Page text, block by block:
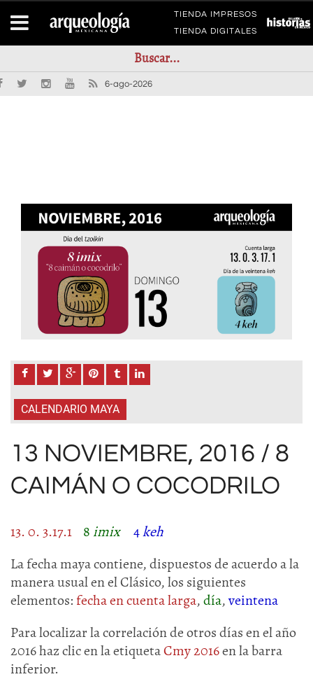
TIENDA IMPRESOS
TIENDA DIGITALES
6-ago-2026
CALENDARIO MAYA
13 NOVIEMBRE, 2016 / 8
CAIMÁN O COCODRILO
13. 0. 3.17.1 8 imix 4keh
La fecha maya contiene, dispuestos de acuerdo a la
manera usual en el Clásico, los siguientes
elementos:fecha en cuenta larga,día,veintena
Para localizar la correlación de otros días en el año
2016 haz clic en la etiquetaCmy 2016en la barra
inferior.